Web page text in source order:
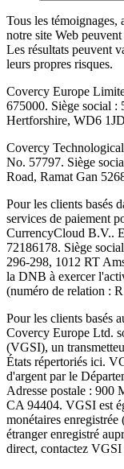
Tous les témoignages,
notre site Web
Les résultats peuvent
leurs propres risques.
Covercy Europe
675000. Siège social :
Hertforshire, WD6
Covercy
No. 57797. Siège
Road, Ramat Gan
Pour les clients basés
services de paiement
CurrencyCloud B.V..
72186178. Siège
296-298, 1012 RT
la DNB à exercer
(numéro de relation :
Pour les clients basés
Covercy Europe Ltd.
(VGSI), un
États répertoriés ici.
d'argent par le
Adresse postale : 900
CA 94404. VGSI est
monétaires
étranger enregistré
direct, contactez